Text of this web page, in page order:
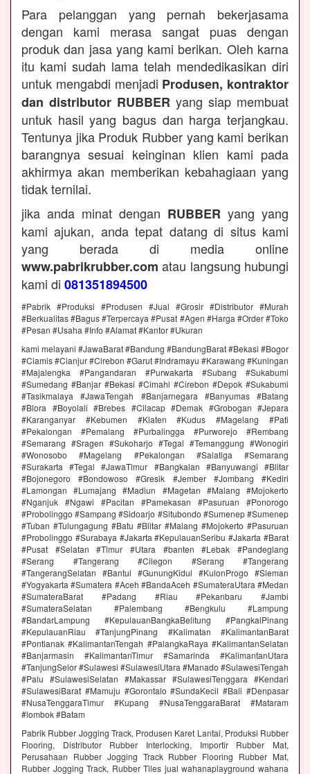
Para pelanggan yang pernah bekerjasama
dengan kami merasa sangat puas dengan
produk dan jasa yang kami berikan. Oleh karna
itu kami sudah lama telah mendedikasikan diri
untuk mengabdi menjadi Produsen, kontraktor
dan distributor RUBBER yang siap membuat
untuk hasil yang bagus dan harga terjangkau.
Tentunya jika Produk Rubber yang kami berikan
barangnya sesuai keinginan klien kami pada
akhirmya akan memberikan kebahagiaan yang
tidak ternilai.
jika anda minat dengan RUBBER yang yang
kami ajukan, anda tepat datang di situs kami
yang berada di media online
www.pabrikrubber.com atau langsung hubungi
kami di 081351894500
#Pabrik #Produksi #Produsen #Jual #Grosir #Distributor #Murah
#Berkualitas #Bagus #Terpercaya #Pusat #Agen #Harga #Order #Toko
#Pesan #Usaha #Info #Alamat #Kantor #Ukuran
kami melayani #JawaBarat #Bandung #BandungBarat #Bekasi #Bogor
#Ciamis #Cianjur #Cirebon #Garut #Indramayu #Karawang #Kuningan
#Majalengka #Pangandaran #Purwakarta #Subang #Sukabumi
#Sumedang #Banjar #Bekasi #Cimahi #Cirebon #Depok #Sukabumi
#Tasikmalaya #JawaTengah #Banjarnegara #Banyumas #Batang
#Blora #Boyolali #Brebes #Cilacap #Demak #Grobogan #Jepara
#Karanganyar #Kebumen #Klaten #Kudus #Magelang #Pati
#Pekalongan #Pemalang #Purbalingga #Purworejo #Rembang
#Semarang #Sragen #Sukoharjo #Tegal #Temanggung #Wonogiri
#Wonosobo #Magelang #Pekalongan #Salatiga #Semarang
#Surakarta #Tegal #JawaTimur #Bangkalan #Banyuwangi #Blitar
#Bojonegoro #Bondowoso #Gresik #Jember #Jombang #Kediri
#Lamongan #Lumajang #Madiun #Magetan #Malang #Mojokerto
#Nganjuk #Ngawi #Pacitan #Pamekasan #Pasuruan #Ponorogo
#Probolinggo #Sampang #Sidoarjo #Situbondo #Sumenep #Sumenep
#Tuban #Tulungagung #Batu #Blitar #Malang #Mojokerto #Pasuruan
#Probolinggo #Surabaya #Jakarta #KepulauanSeribu #Jakarta #Barat
#Pusat #Selatan #Timur #Utara #banten #Lebak #Pandeglang
#Serang #Tangerang #Cilegon #Serang #Tangerang
#TangerangSelatan #Bantul #GunungKidul #KulonProgo #Sleman
#Yogyakarta #Sumatera #Aceh #BandaAceh #SumateraUtara #Medan
#SumateraBarat #Padang #Riau #Pekanbaru #Jambi
#SumateraSelatan #Palembang #Bengkulu #Lampung
#BandarLampung #KepulauanBangkaBelitung #PangkalPinang
#KepulauanRiau #TanjungPinang #Kalimatan #KalimantanBarat
#Pontianak #KalimantanTengah #PalangkaRaya #KalimantanSelatan
#Banjarmasin #KalimantanTimur #Samarinda #KalimantanUtara
#TanjungSelor #Sulawesi #SulawesiUtara #Manado #SulawesiTengah
#Palu #SulawesiSelatan #Makassar #SulawesiTenggara #Kendari
#SulawesiBarat #Mamuju #Gorontalo #SundaKecil #Bali #Denpasar
#NusaTenggaraTimur #Kupang #NusaTenggaraBarat #Mataram
#lombok #Batam
Pabrik Rubber Jogging Track, Produsen Karet Lantai, Produksi Rubber
Flooring, Distributor Rubber Interlocking, Importir Rubber Mat,
Perusahaan Rubber Jogging Track Rubber Flooring Rubber Mat,
Rubber Jogging Track, Rubber Tiles jual wahanaplayground wahana